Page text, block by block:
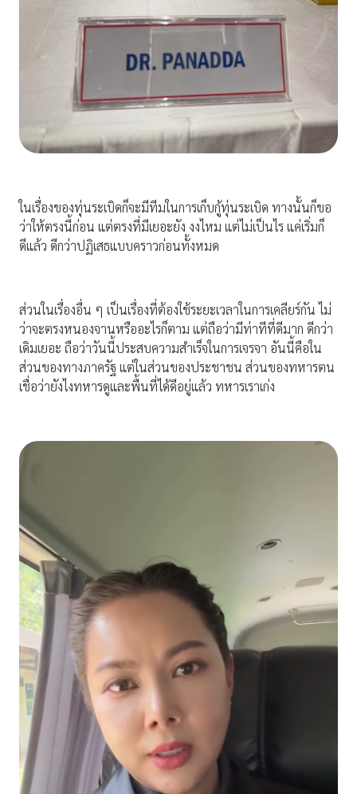
ในเรื่องของทุ่นระเบิดก็จะมีทีมในการเก็บกู้ทุ่นระเบิด ทางนั้นก็ขอ
ว่าให้ตรงนี้ก่อน แต่ตรงที่มีเยอะยัง งงไหม แต่ไม่เป็นไร แค่เริ่มก็
ดีแล้ว ดีกว่าปฏิเสธแบบคราวก่อนทั้งหมด
ส่วนในเรื่องอื่น ๆ เป็นเรื่องที่ต้องใช้ระยะเวลาในการเคลียร์กัน ไม่
ว่าจะตรงหนองจานหรืออะไรก็ตาม แต่ถือว่ามีท่าทีที่ดีมาก ดีกว่า
เดิมเยอะ ถือว่าวันนี้ประสบความสำเร็จในการเจรจา อันนี้คือใน
ส่วนของทางภาครัฐ แต่ในส่วนของประชาชน ส่วนของทหารตน
เชื่อว่ายังไงทหารดูและพื้นที่ได้ดีอยู่แล้ว ทหารเราเก่ง